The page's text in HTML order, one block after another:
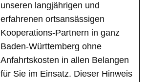
unseren langjährigen und
erfahrenen ortsansässigen
Kooperations-Partnern in ganz
Baden-Württemberg ohne
Anfahrtskosten in allen Belangen
für Sie im Einsatz. Dieser Hinweis